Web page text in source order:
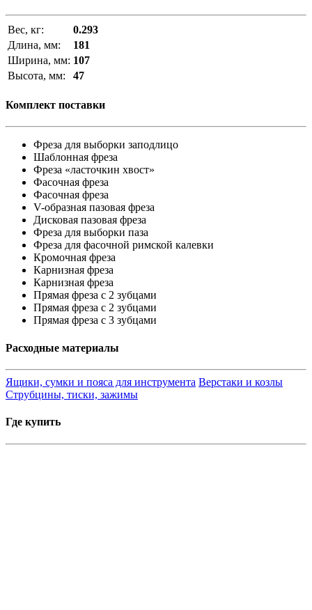
Вес, кг:
0.293
Длина, мм:
181
Ширина, мм: 107
Высота, мм:
47
Комплект поставки
Фреза для выборки заподлицо
Шаблонная фреза
Фреза «ласточкин хвост»
Фасочная фреза
Фасочная фреза
V-образная пазовая фреза
Дисковая пазовая фреза
Фреза для выборки паза
Фреза для фасочной римской калевки
Кромочная фреза
Карнизная фреза
Карнизная фреза
Прямая фреза с 2 зубцами
Прямая фреза с 2 зубцами
Прямая фреза с 3 зубцами
Расходные материалы
Ящики, сумки и пояса для инструмента Верстаки и козлы
Струбцины, тиски, зажимы
Где купить